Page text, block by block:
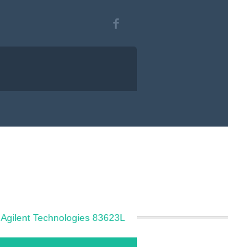
Agilent Technologies 83623L